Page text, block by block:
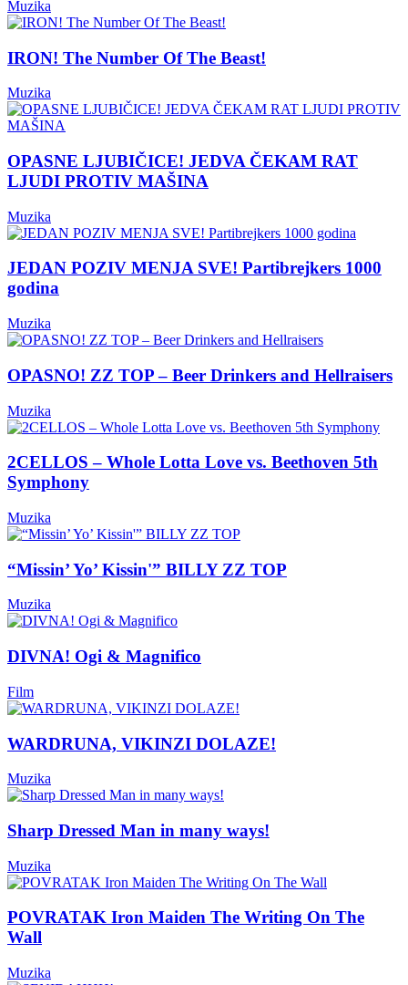
Muzika
IRON! The Number Of The Beast!
Muzika
OPASNE LJUBIČICE! JEDVA ČEKAM RAT
LJUDI PROTIV MAŠINA
Muzika
JEDAN POZIV MENJA SVE! Partibrejkers 1000
godina
Muzika
OPASNO! ZZ TOP – Beer Drinkers and Hellraisers
Muzika
2CELLOS – Whole Lotta Love vs. Beethoven 5th
Symphony
Muzika
“Missin’ Yo’ Kissin'” BILLY ZZ TOP
Muzika
DIVNA! Ogi & Magnifico
Film
WARDRUNA, VIKINZI DOLAZE!
Muzika
Sharp Dressed Man in many ways!
Muzika
POVRATAK Iron Maiden The Writing On The
Wall
Muzika